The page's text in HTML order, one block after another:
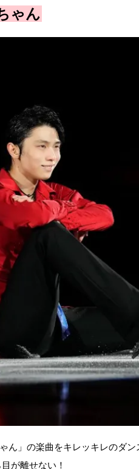
ゃん
ん」の楽曲をキレッキレのダ
が離せない！